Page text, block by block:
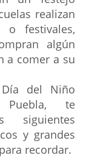
realizan
o festivales,
algún
a comer a su
del Niño
Puebla, te
siguientes
y grandes
recordar.